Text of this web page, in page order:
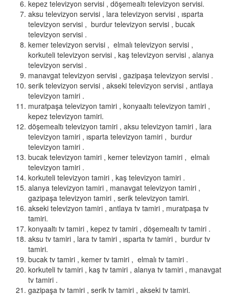
kepez televizyon servisi , döşemealtı televizyon servisi.
aksu televizyon servisi , lara televizyon servisi , ısparta
televizyon servisi , burdur televizyon servisi , bucak
televizyon servisi .
kemer televizyon servisi , elmalı televizyon servisi ,
korkuteli televizyon servisi , kaş televizyon servisi , alanya
televizyon servisi .
manavgat televizyon servisi , gazipaşa televizyon servisi .
serik televizyon servisi , akseki televizyon servisi , antlaya
televizyon tamiri .
muratpaşa televizyon tamiri , konyaaltı televizyon tamiri ,
kepez televizyon tamiri.
döşemealtı televizyon tamiri , aksu televizyon tamiri , lara
televizyon tamiri , ısparta televizyon tamiri , burdur
televizyon tamiri .
bucak televizyon tamiri , kemer televizyon tamiri , elmalı
televizyon tamiri .
korkuteli televizyon tamiri , kaş televizyon tamiri .
alanya televizyon tamiri , manavgat televizyon tamiri ,
gazipaşa televizyon tamiri , serik televizyon tamiri.
akseki televizyon tamiri , antlaya tv tamiri , muratpaşa tv
tamiri.
konyaaltı tv tamiri , kepez tv tamiri , döşemealtı tv tamiri .
aksu tv tamiri , lara tv tamiri , ısparta tv tamiri , burdur tv
tamiri.
bucak tv tamiri , kemer tv tamiri , elmalı tv tamiri .
korkuteli tv tamiri , kaş tv tamiri , alanya tv tamiri , manavgat
tv tamiri .
gazipaşa tv tamiri , serik tv tamiri , akseki tv tamiri.